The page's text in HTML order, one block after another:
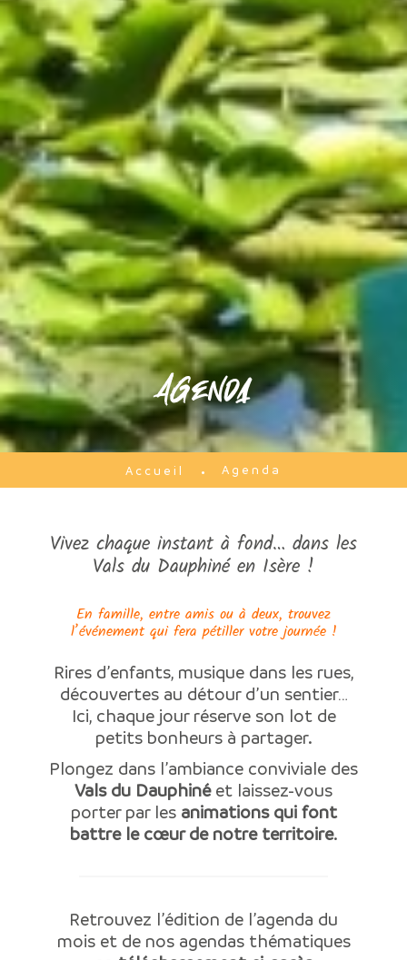
Agenda
Accueil Agenda
Vivez chaque instant à fond… dans les
Vals du Dauphiné en Isère !
En famille, entre amis ou à deux, trouvez
l’événement qui fera pétiller votre journée !
Rires d’enfants, musique dans les rues,
découvertes au détour d’un sentier…
Ici, chaque jour réserve son lot de
petits bonheurs à partager.
Plongez dans l’ambiance conviviale des
Vals du Dauphinéet laissez-vous
porter par les animations qui font
battre le cœur de notre territoire.
Retrouvez l’édition de l’agenda du
mois et de nos agendas thématiques